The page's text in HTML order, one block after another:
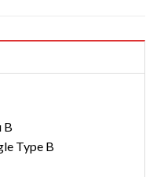
B
Type B